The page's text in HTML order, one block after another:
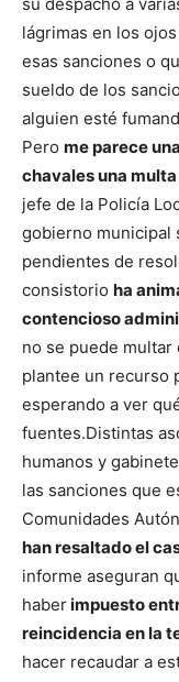
lágrimas en los
esas sanciones o
sueldo de los
alguien esté
Pero me parece
chavales una
jefe de la Policía
gobierno municipal
pendientes de
consistorio ha
contencioso
no se puede multar
plantee un recurso
esperando a ver
fuentes.Distintas
humanos y
las sanciones que
Comunidades
han resaltado el
informe aseguran
haberimpuesto
reincidencia en la
hacer recaudar a